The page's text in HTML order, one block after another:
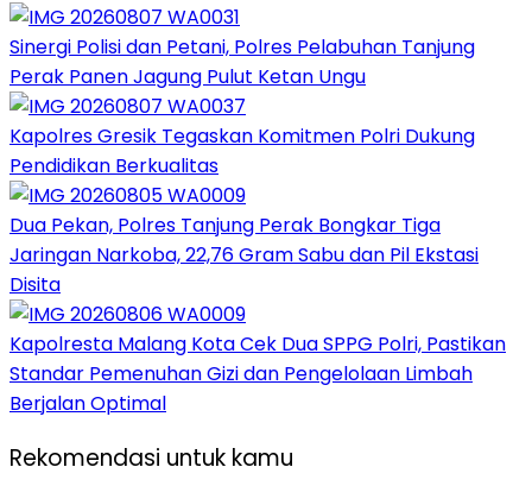
Sinergi Polisi dan Petani, Polres Pelabuhan Tanjung
Perak Panen Jagung Pulut Ketan Ungu
Kapolres Gresik Tegaskan Komitmen Polri Dukung
Pendidikan Berkualitas
Dua Pekan, Polres Tanjung Perak Bongkar Tiga
Jaringan Narkoba, 22,76 Gram Sabu dan Pil Ekstasi
Disita
Kapolresta Malang Kota Cek Dua SPPG Polri, Pastikan
Standar Pemenuhan Gizi dan Pengelolaan Limbah
Berjalan Optimal
Rekomendasi untuk kamu